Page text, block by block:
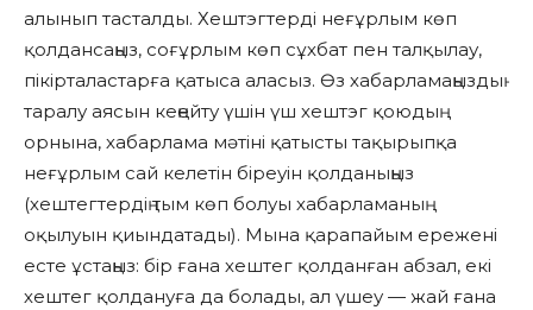
алынып тасталды. Хештэгтерді неғұрлым көп
қолдансаңыз, соғұрлым көп сұхбат пен талқылау,
пікірталастарға қатыса аласыз. Өз хабарламаңыздың
таралу аясын кеңейту үшін үш хештэг қоюдың
орнына, хабарлама мәтіні қатысты тақырыпқа
неғұрлым сай келетін біреуін қолданыңыз
(хештегтердің тым көп болуы хабарламаның
оқылуын қиындатады). Мына қарапайым ережені
есте ұстаңыз: бір ғана хештег қолданған абзал, екі
хештег қолдануға да болады, ал үшеу — жай ғана